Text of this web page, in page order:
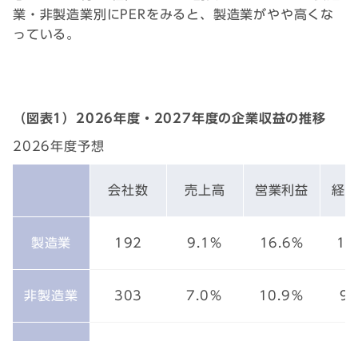
業・非製造業別にPERをみると、製造業がやや高くな
っている。
（図表1）2026年度・2027年度の企業収益の推移
2026年度予想
会社数 売上高 営業利益 経
製造業 192 9.1% 16.6%
非製造業 303 7.0％ 10.9％